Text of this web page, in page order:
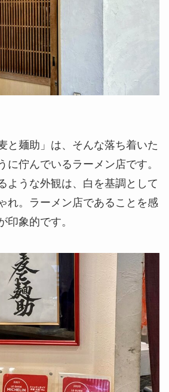
と麺助」は、そんな落ち着いた
に佇んでいるラーメン店です。
ような外観は、白を基調として
れ。ラーメン店であることを感
印象的です。